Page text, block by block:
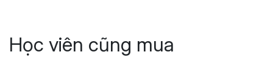
Học viên cũng mua